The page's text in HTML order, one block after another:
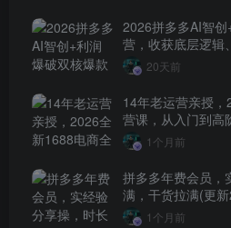
2026拼多多AI智
营，收获底层逻辑
0-1打爆SOP
20天前
14年老运营亲授
营课，从入门到高
+工具包+直播诊断等
1个月前
拼多多年费会员，
满，干货拉满(更
1个月前